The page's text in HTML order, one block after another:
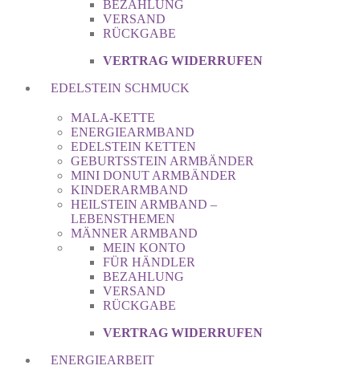
BEZAHLUNG
VERSAND
RÜCKGABE
VERTRAG WIDERRUFEN
EDELSTEIN SCHMUCK
MALA-KETTE
ENERGIEARMBAND
EDELSTEIN KETTEN
GEBURTSSTEIN ARMBÄNDER
MINI DONUT ARMBÄNDER
KINDERARMBAND
HEILSTEIN ARMBAND –
LEBENSTHEMEN
MÄNNER ARMBAND
MEIN KONTO
FÜR HÄNDLER
BEZAHLUNG
VERSAND
RÜCKGABE
VERTRAG WIDERRUFEN
ENERGIEARBEIT